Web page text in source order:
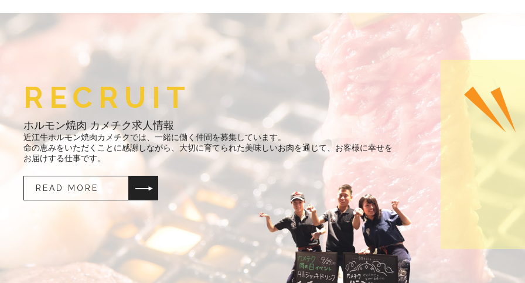
ホルモン焼肉 カメチク求人情報
RECRUIT
近江牛ホルモン焼肉カメチクでは、一緒に働く仲間を募集しています。
命の恵みをいただくことに感謝しながら、大切に育てられた美味しいお肉を通じて、お客様に幸せを
お届けする仕事です。
READ MORE